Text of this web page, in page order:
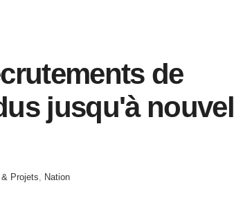
de
jusqu'à nouvel
Projets Nation